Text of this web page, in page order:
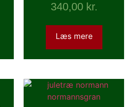
340,00 kr.
Læs mere